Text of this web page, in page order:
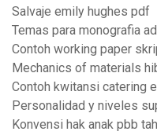
Salvaje emily hughes pdf
Temas para monografia
Contoh working paper
Mechanics of materials
Contoh kwitansi catering
Personalidad y niveles
Konvensi hak anak pbb